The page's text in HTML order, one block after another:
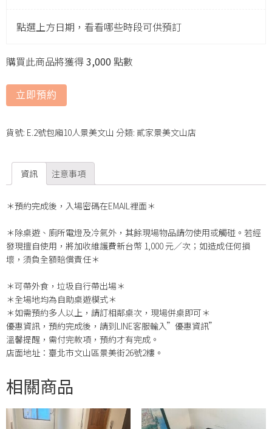
點選上方日期，看看哪些時段可供預訂
購買此商品將獲得3,000 點數
立即預約
貨號: E.2號包廂10人景美文山 分類: 貳家景美文山店
資訊 注意事項
＊預約完成後，入場密碼在EMAIL裡面＊
＊除桌遊、廁所電燈及冷氣外，其餘現場物品請勿使用或觸碰。若經
發現擅自使用，將加收維護費新台幣 1,000 元／次；如造成任何損
壞，須負全額賠償責任＊
＊可帶外食，垃圾自行帶出場＊
＊全場地均為自助桌遊模式＊
＊如需預約多人以上，請訂相鄰桌次，現場併桌即可＊
優惠資訊，預約完成後，請到LINE客服輸入”優惠資訊”
溫馨提醒，需付完款項，預約才有完成。
店面地址：臺北市文山區景美街26號2樓。
相關商品